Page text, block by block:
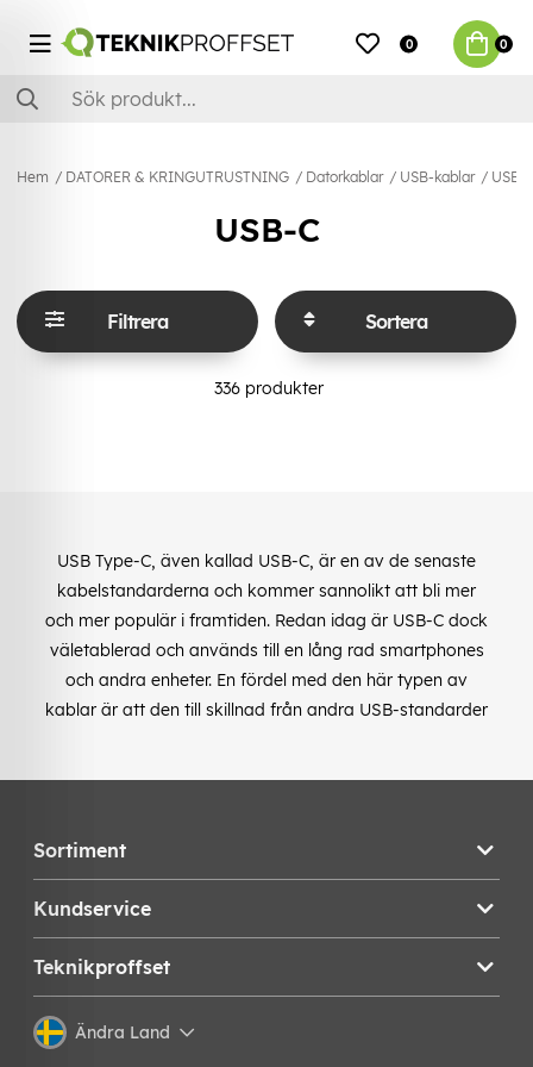
0 0
Hem DATORER & KRINGUTRUSTNING Datorkablar USB-kablar USB-
USB-C
Filtrera Sortera
336 produkter
USB Type-C, även kallad USB-C, är en av de senaste
kabelstandarderna och kommer sannolikt att bli mer
och mer populär i framtiden. Redan idag är USB-C dock
väletablerad och används till en lång rad smartphones
och andra enheter. En fördel med den här typen av
kablar är att den till skillnad från andra USB-standarder
Sortiment
Kundservice
Teknikproffset
Ändra Land